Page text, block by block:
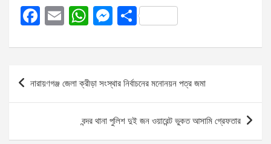
F
ce
o
E
ail
W
at
s
A
p
p
M
se
g
er
S
ar
Post
নারায়ণগঞ্জ জেলা ক্রীড়া সংস্থার নির্বাচনের মনোনয়ন পত্র জমা
বন্দর থানা পুলিশ দুই জন ওয়ারেন্ট ভুকত আসামি গ্রেফতার